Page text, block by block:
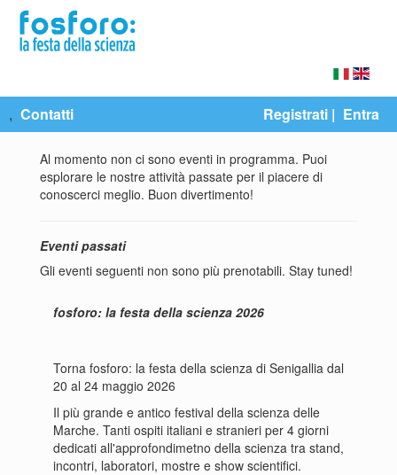
, Contatti Registrati | Entra
Al momento non ci sono eventi in programma. Puoi
esplorare le nostre attività passate per il piacere di
conoscerci meglio. Buon divertimento!
Eventi passati
Gli eventi seguenti non sono più prenotabili. Stay tuned!
fosforo: la festa della scienza 2026
Torna fosforo: la festa della scienza di Senigallia dal
20 al 24 maggio 2026
Il più grande e antico festival della scienza delle
Marche. Tanti ospiti italiani e stranieri per 4 giorni
dedicati all'approfondimetno della scienza tra stand,
incontri, laboratori, mostre e show scientifici.